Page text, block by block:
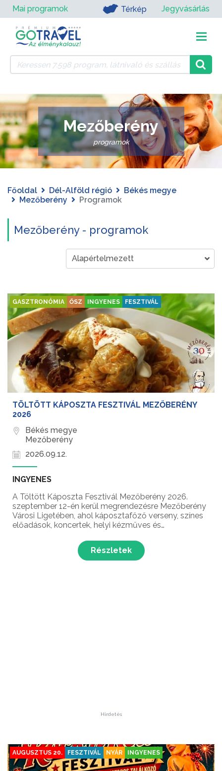
Mai programok Térkép Jegyvásárlás
Mezőberény
programok
Főoldal Dél-Alföld régió
Békés megye
Mezőberény
Programok
Mezőberény - programok
GASZTRONÓMIA ŐSZ INGYENES FESZTIVÁL
TÖLTÖTT KÁPOSZTA FESZTIVÁL MEZŐBERÉNY
2026
Békés megye
Mezőberény
2026.09.12.
INGYENES
A Töltött Káposzta Fesztivál Mezőberény 2026.
szeptember 12-én kerül megrendezésre Mezőberény
Városi Ligetében, ahol káposztafőző verseny, színes
előadások, koncertek, helyi kézműves és
látogatókat Mezőberény legnépszerűbb őszi
Részletek
Hirdetés
AUGUSZTUS 20. FESZTIVÁL NYÁR INGYENES